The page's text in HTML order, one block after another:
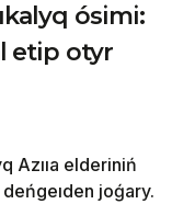
ósimi:
etip otyr
Azııa elderiniń
joǵary.